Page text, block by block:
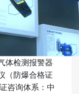
体检测报警器
（防爆合格证
咨询体系：中